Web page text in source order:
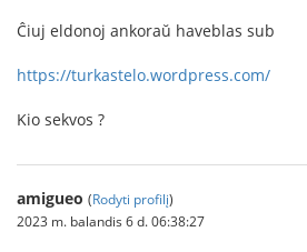
Ĉiuj eldonoj ankoraŭ haveblas sub
https://turkastelo.wordpress.com/
Kio sekvos ?
amigueo (Rodyti profilį)
2023 m. balandis 6 d. 06:38:27